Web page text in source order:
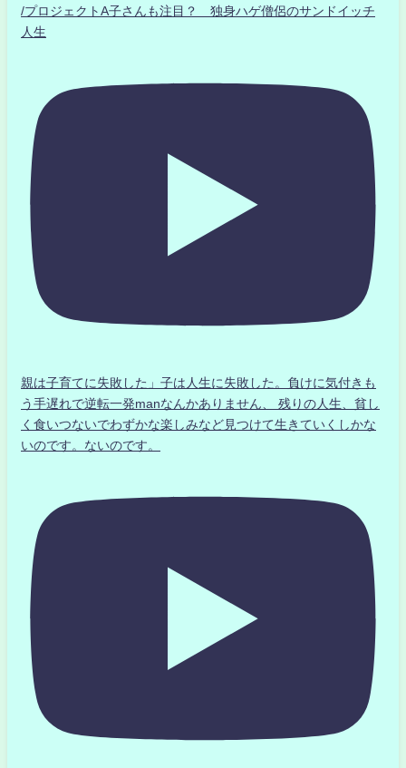
/プロジェクトA子さんも注目？ 独身ハゲ僧侶のサンドイッチ
人生
親は子育てに失敗した」子は人生に失敗した。負けに気付きも
う手遅れで逆転一発manなんかありません、 残りの人生、貧し
く食いつないでわずかな楽しみなど見つけて生きていくしかな
いのです。ないのです。